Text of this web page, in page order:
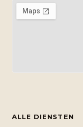
ALLE DIENSTEN